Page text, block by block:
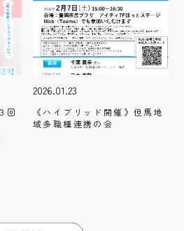
回
2026.01.23
《ハイブリッド開催》但馬地
域多職種連携の会